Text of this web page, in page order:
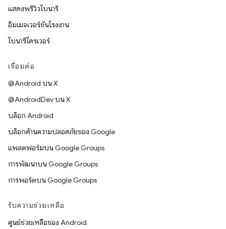
แสดงพรีวิวไบนารี
อิมเมจเวอร์ชันโรงงาน
ไบนารีไดรเวอร์
เชื่อมต่อ
@Android บน X
@AndroidDev บน X
บล็อก Android
บล็อกด้านความปลอดภัยของ Google
แพลตฟอร์มบน Google Groups
การพัฒนาบน Google Groups
การพอร์ตบน Google Groups
รับความช่วยเหลือ
ศูนย์ช่วยเหลือของ Android